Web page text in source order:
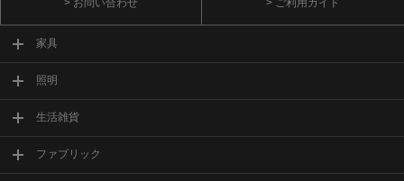
> お問い合わせ > ご利用ガイド
家具
照明
生活雑貨
ファブリック